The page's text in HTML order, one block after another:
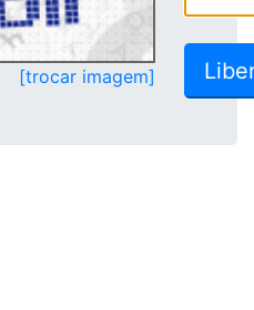
[trocar imagem]